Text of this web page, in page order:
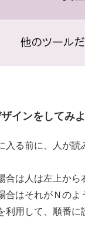
インをしてみよ
入る前に、人が
合は人は左上から
合はそれがＮのよ
利用して、順番に